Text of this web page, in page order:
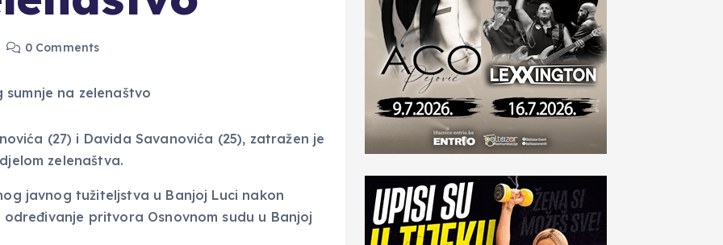
0 Comments
(27) i Davida Savanovića (25), zatražen je
zelenaštva.
javnog tužiteljstva u Banjoj Luci nakon
pritvora Osnovnom sudu u Banjoj